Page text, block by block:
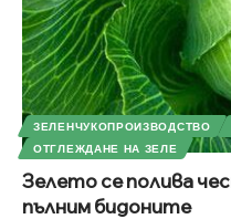
ЗЕЛЕНЧУКОПРОИЗВОДСТВО
ОТГЛЕЖДАНЕ НА ЗЕЛЕ
Зелето се полива
пълним бидоните